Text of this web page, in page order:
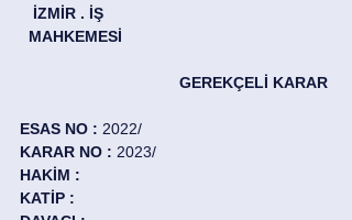
   İZMİR . İŞ
  MAHKEMESİ
GEREKÇELİ KARAR
ESAS NO : 2022/
KARAR NO : 2023/
HAKİM :
KATİP :